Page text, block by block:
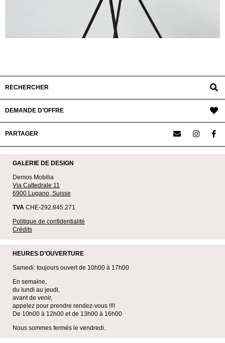
RECHERCHER
DEMANDE D’OFFRE
PARTAGER
GALERIE DE DESIGN
Demos Mobilia
Via Cattedrale 11
6900 Lugano, Suisse
TVA CHE-292.845.271
Politique de confidentialité
Crédits
HEURES D’OUVERTURE
Samedi: toujours ouvert de 10h00 à 17h00
En semaine,
du lundi au jeudi,
avant de venir,
appelez pour prendre rendez-vous !!!!
De 10h00 à 12h00 et de 13h00 à 16h00
Nous sommes fermés le vendredi.